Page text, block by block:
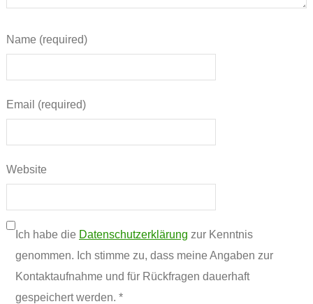
Name (required)
Email (required)
Website
Ich habe die Datenschutzerklärung zur Kenntnis
genommen. Ich stimme zu, dass meine Angaben zur
Kontaktaufnahme und für Rückfragen dauerhaft
gespeichert werden. *